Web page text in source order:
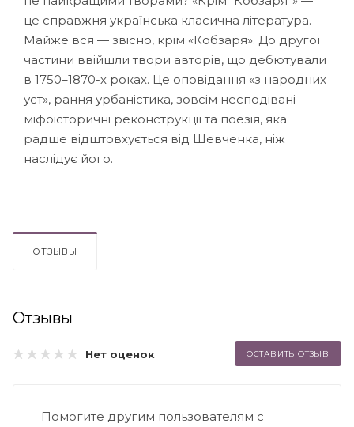
це справжня українська класична література.
Майже вся — звісно, крім «Кобзаря». До другої
частини ввійшли твори авторів, що дебютували
в 1750–1870-х роках. Це оповідання «з народних
уст», рання урбаністика, зовсім несподівані
міфоісторичні реконструкції та поезія, яка
радше відштовхується від Шевченка, ніж
наслідує його.
ОТЗЫВЫ
Отзывы
Нет оценок ОСТАВИТЬ ОТЗЫВ
Помогите другим пользователям с